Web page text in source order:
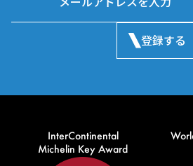
登録する
InterContinental
Michelin Key Award